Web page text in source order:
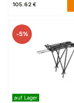
105.62 €
-5%
auf Lager